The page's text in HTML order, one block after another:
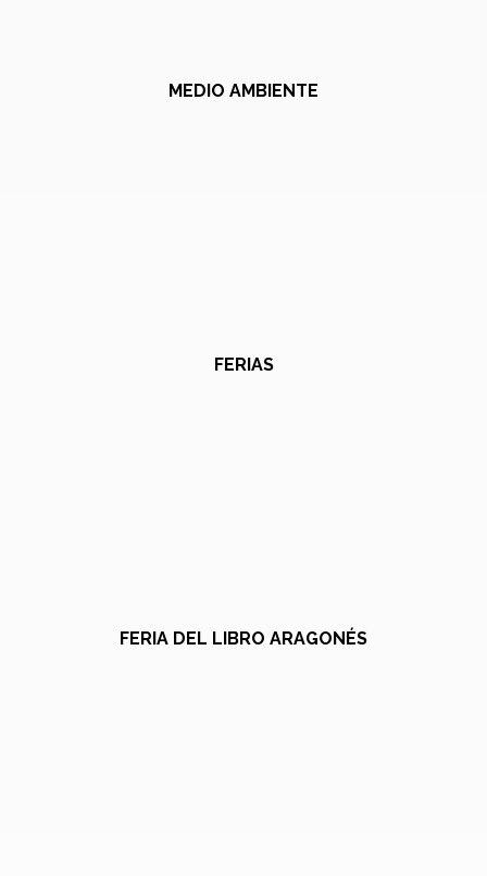
MEDIO AMBIENTE
FERIAS
FERIA DEL LIBRO ARAGONÉS